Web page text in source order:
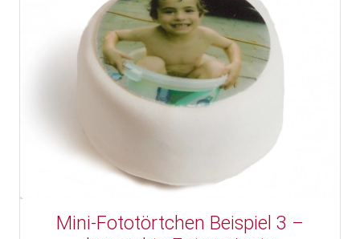
Mini-Fototörtchen Beispiel 3 –